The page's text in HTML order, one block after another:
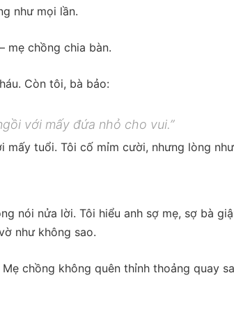
như mọi lần.
mẹ chồng chia bàn.
Còn tôi, bà bảo:
với mấy đứa nhỏ cho vui.”
mấy tuổi. Tôi cố mỉm cười, nhưng lòng
nói nửa lời. Tôi hiểu anh sợ mẹ, sợ bà
như không sao.
chồng không quên thỉnh thoảng quay